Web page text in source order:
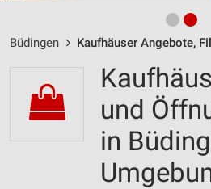
Büdingen Kaufhäuser Angebote,
und
in